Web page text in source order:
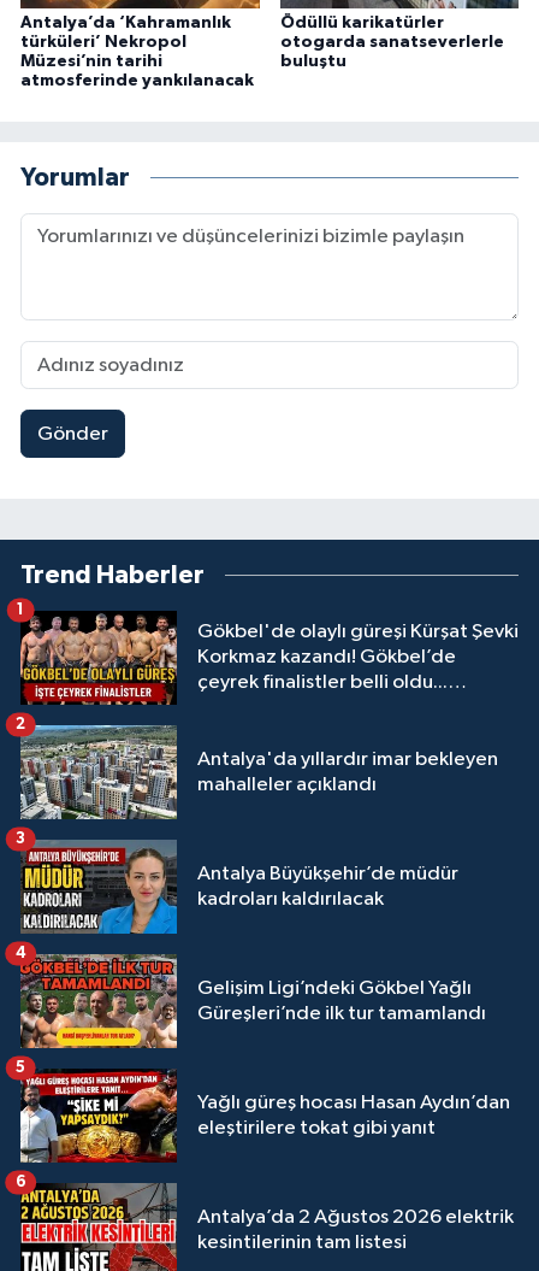
Antalya’da ‘Kahramanlık
türküleri’ Nekropol
Müzesi’nin tarihi
atmosferinde yankılanacak
Ödüllü karikatürler
otogarda sanatseverlerle
buluştu
Yorumlar
Gönder
Trend Haberler
Gökbel'de olaylı güreşi Kürşat Şevki
Korkmaz kazandı! Gökbel’de
çeyrek finalistler belli oldu...
1
Antalya'da yıllardır imar bekleyen
mahalleler açıklandı
2
Antalya Büyükşehir’de müdür
kadroları kaldırılacak
3
Gelişim Ligi’ndeki Gökbel Yağlı
Güreşleri’nde ilk tur tamamlandı
4
Yağlı güreş hocası Hasan Aydın’dan
eleştirilere tokat gibi yanıt
5
Antalya’da 2 Ağustos 2026 elektrik
kesintilerinin tam listesi
6